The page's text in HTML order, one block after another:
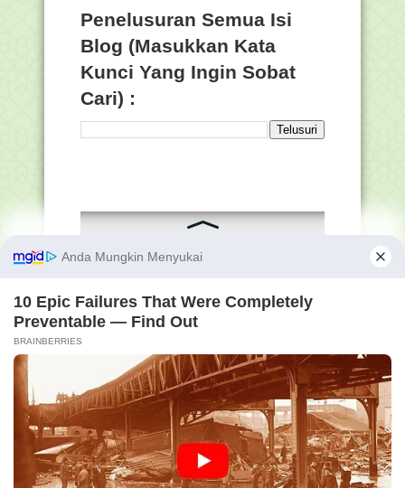
Penelusuran Semua Isi
Blog (Masukkan Kata
Kunci Yang Ingin Sobat
Cari) :